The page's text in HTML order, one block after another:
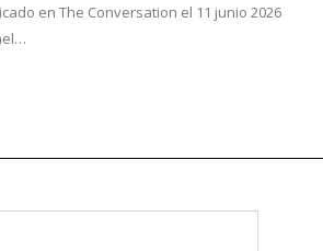
en The Conversation el 11 junio 2026